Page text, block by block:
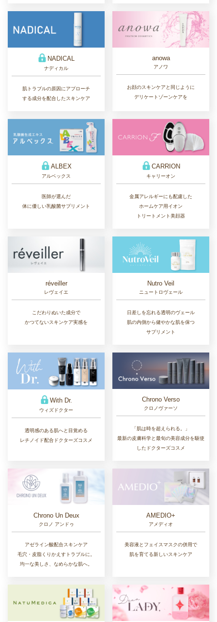
NADICAL
ナディカル
肌トラブルの原因にアプローチ
する成分を配合したスキンケア
anowa
アノワ
お顔のスキンケアと同じように
デリケートゾーンケアを
ALBEX
アルベックス
医師が選んだ
体に優しい乳酸菌サプリメント
CARRION
キャリーオン
金属アレルギーにも配慮した
ホームケア用イオン
トリートメント美顔器
réveiller
レヴェイエ
こだわりぬいた成分で
かつてないスキンケア実感を
Nutro Veil
ニュートロヴェール
日差しを忘れる透明のヴェール
肌の内側から健やかな肌を保つ
サプリメント
With Dr.
ウィズドクター
透明感のある肌へと目覚める
レチノイド配合ドクターズコスメ
Chrono Verso
クロノヴァーソ
「肌は時を超えられる。」
最新の皮膚科学と最旬の美容成分を駆使
したドクターズコスメ
Chrono Un Deux
クロノ アンドゥ
アゼライン酸配合スキンケア
毛穴・皮脂くりかえすトラブルに。
均一な美しさ、なめらかな肌へ。
AMEDIO+
アメディオ
美容液とフェイスマスクの併用で
肌を育てる新しいスキンケア